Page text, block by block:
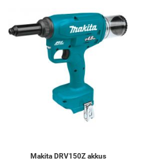
Makita DRV150Z akkus